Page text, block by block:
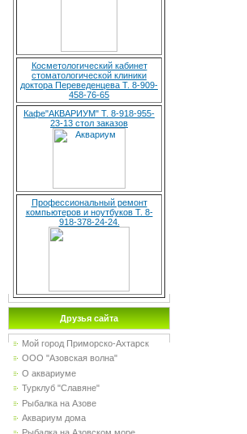
Косметологический кабинет
стоматологической клиники
доктора Переведенцева Т. 8-909-
458-76-65
Кафе"АКВАРИУМ" Т. 8-918-955-
23-13 стол заказов
Профессиональный ремонт
компьютеров и ноутбуков Т. 8-
918-378-24-24.
Друзья сайта
Мой город Приморско-Ахтарск
ООО "Азовская волна"
О аквариуме
Турклуб "Славяне"
Рыбалка на Азове
Аквариум дома